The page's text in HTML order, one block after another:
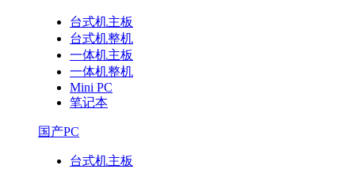
台式机主板
台式机整机
一体机主板
一体机整机
Mini PC
笔记本
国产PC
台式机主板